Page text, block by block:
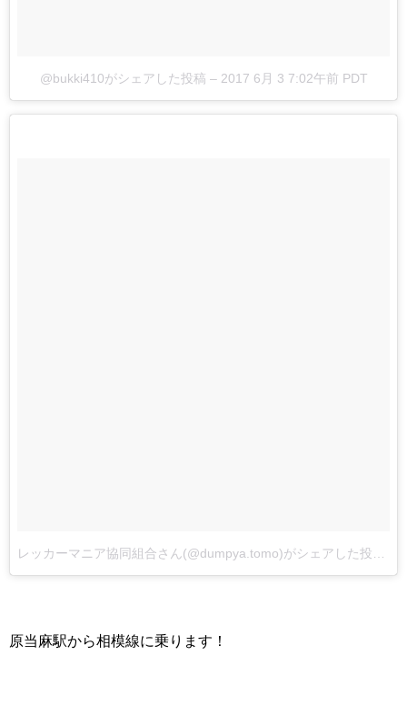
@bukki410がシェアした投稿 – 2017 6月 3 7:02午前 PDT
原当麻駅から相模線に乗ります！